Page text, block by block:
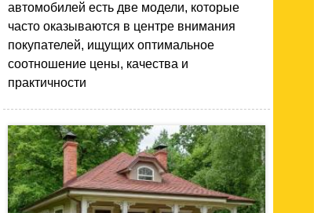
автомобилей есть две модели, которые
часто оказываются в центре внимания
покупателей, ищущих оптимальное
соотношение цены, качества и
практичности